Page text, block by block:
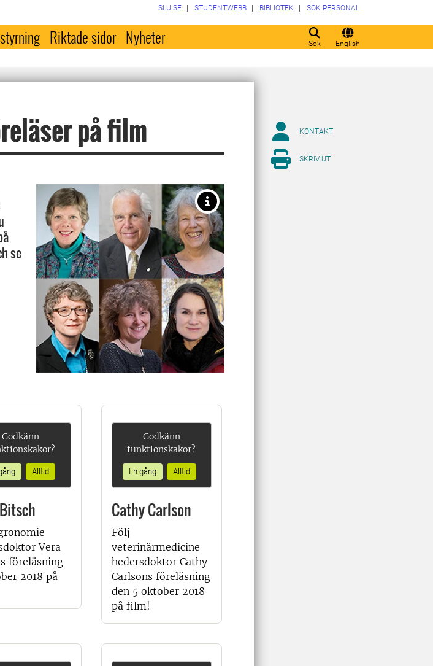
Sök English
SLU.SE STUDENTWEBB BIBLIOTEK SÖK PERSONAL
Riktade sidor Nyheter
på film
se
Godkänn
Alltid
Vera
föreläsning
2018 på
Godkänn
funktionskakor?
En gång
Alltid
Cathy Carlson
Följ
veterinärmedicine
hedersdoktor Cathy
Carlsons föreläsning
den 5 oktober 2018
på film!
KONTAKT
SKRIV UT